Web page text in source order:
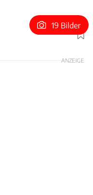
Foto: bilwebauctions.se
19 Bilder
ANZEIGE